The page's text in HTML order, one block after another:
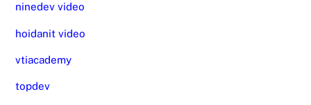
ninedev video
hoidanit video
vtiacademy
topdev